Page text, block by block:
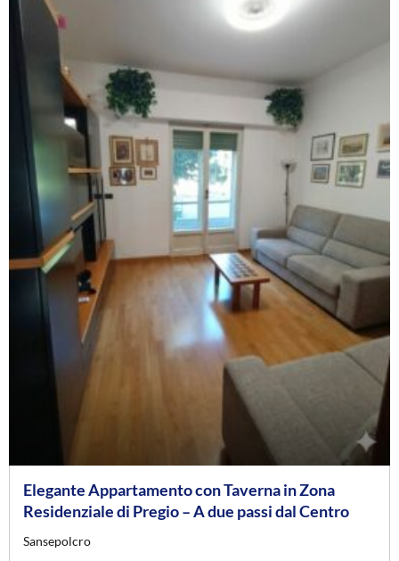
Elegante Appartamento con Taverna in Zona
Residenziale di Pregio – A due passi dal Centro
Sansepolcro